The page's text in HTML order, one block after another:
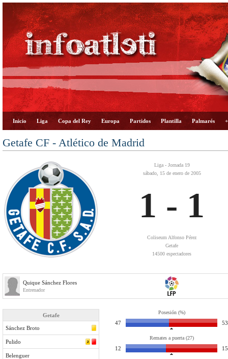
Inicio Liga Copa del Rey Europa Partidos Plantilla Palmarés
Getafe CF - Atlético de Madrid
Liga - Jornada 19
sábado, 15 de enero de 2005
1 - 1
Coliseum Alfonso Pérez
Getafe
14500 espectadores
Quique Sánchez Flores
Entrenador
Getafe
Sánchez Broto
Pulido
Belenguer
Posesión (%)
47 53
Remates a puerta (27)
12 15